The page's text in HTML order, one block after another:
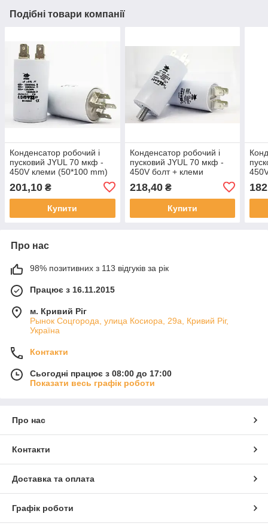
Подібні товари компанії
Конденсатор робочий і
пусковий JYUL 70 мкф -
450V клеми (50*100 mm)
201,10 ₴
Купити
Конденсатор робочий і
пусковий JYUL 70 мкф -
450V болт + клеми
218,40₴
Купити
182
Про нас
98% позитивних з 113 відгуків за рік
Працює з 16.11.2015
м. Кривий Ріг
Рынок Соцгорода, улица Косиора, 29а, Кривий Ріг,
Україна
Контакти
Сьогодні працює з 08:00 до 17:00
Показати весь графік роботи
Про нас
Контакти
Доставка та оплата
Графік роботи